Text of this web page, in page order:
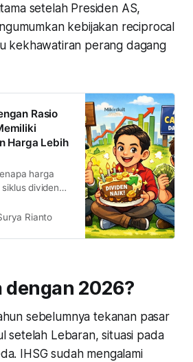
setelah Presiden AS,
kebijakan reciprocal
kekhawatiran perang dagang
Rasio
Harga Lebih
harga
dividen
harga
terakhir?
Rianto
dengan 2026?
sebelumnya tekanan pasar
setelah Lebaran, situasi pada
IHSG sudah mengalami